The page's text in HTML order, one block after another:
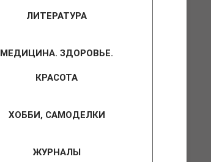
ЛИТЕРАТУРА
МЕДИЦИНА. ЗДОРОВЬЕ.
КРАСОТА
ХОББИ, САМОДЕЛКИ
ЖУРНАЛЫ